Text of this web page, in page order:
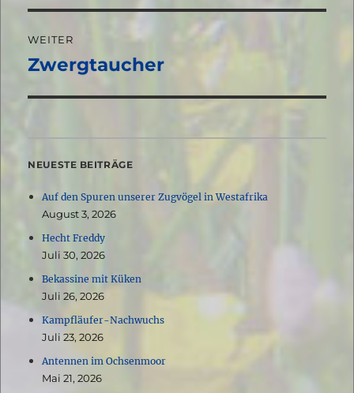
WEITER
Nächster
Zwergtaucher
NEUESTE BEITRÄGE
Auf den Spuren unserer Zugvögel in Westafrika
August 3, 2026
Hecht Freddy
Juli 30, 2026
Bekassine mit Küken
Juli 26, 2026
Kampfläufer-Nachwuchs
Juli 23, 2026
Antennen im Ochsenmoor
Mai 21, 2026